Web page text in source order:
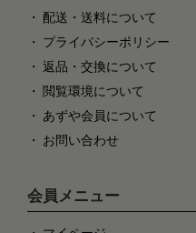
配送・送料について
プライバシーポリシー
返品・交換について
閲覧環境について
あずや会員について
お問い合わせ
会員メニュー